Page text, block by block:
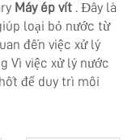
Máy ép vít . Đây là
loại bỏ nước từ
đến việc xử lý
Vì việc xử lý nước
để duy trì môi